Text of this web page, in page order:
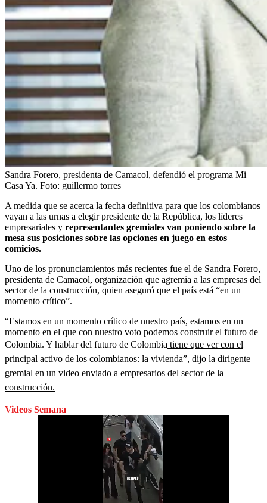
Sandra Forero, presidenta de Camacol, defendió el programa Mi
Casa Ya. Foto: guillermo torres
A medida que se acerca la fecha definitiva para que los colombianos
vayan a las urnas a elegir presidente de la República, los líderes
empresariales y representantes gremiales van poniendo sobre la
mesa sus posiciones sobre las opciones en juego en estos
comicios.
Uno de los pronunciamientos más recientes fue el de Sandra Forero,
presidenta de Camacol, organización que agremia a las empresas del
sector de la construcción, quien aseguró que el país está “en un
momento crítico”.
“Estamos en un momento crítico de nuestro país, estamos en un
momento en el que con nuestro voto podemos construir el futuro de
Colombia. Y hablar del futuro de Colombia tiene que ver con el
principal activo de los colombianos: la vivienda”, dijo la dirigente
gremial en un video enviado a empresarios del sector de la
construcción.
Videos Semana